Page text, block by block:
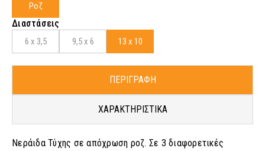
Ροζ
Διαστάσεις
6 x 3,5 9,5 x 6 13 x 10
ΠΕΡΙΓΡΑΦΗ
ΧΑΡΑΚΤΗΡΙΣΤΙΚΑ
Νεράιδα Τύχης σε απόχρωση ροζ. Σε 3 διαφορετικές